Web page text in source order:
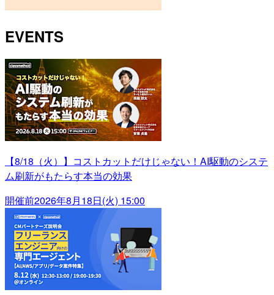
EVENTS
【8/18（火）】コストカットだけじゃない！AI駆動のシステ
ム刷新がもたらす本当の効果
開催前2026年8月18日(火) 15:00